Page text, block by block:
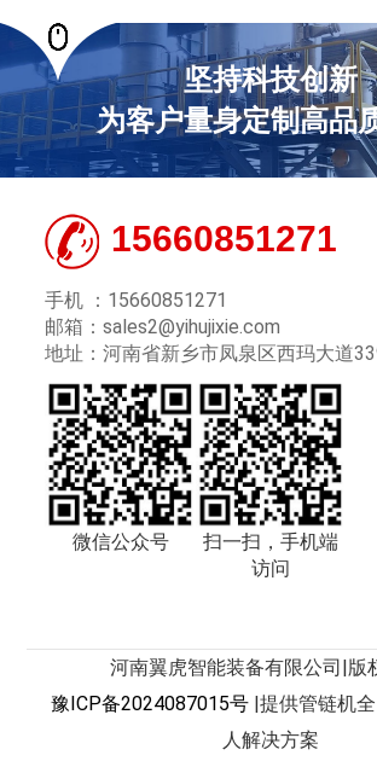
坚持科技创新
为客户量身定制高品
15660851271
手机 ：15660851271
邮箱：sales2@yihujixie.com
地址：河南省新乡市凤泉区西玛大道
微信公众号
扫一扫，手机端
访问
河南翼虎智能装备有限公司|版
豫ICP备2024087015号|提供管链机
人解决方案